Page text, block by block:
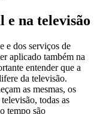
na televisão
e dos serviços de
aplicado também na
entender que a
da televisão.
as mesmas, os
todas as
tempo são